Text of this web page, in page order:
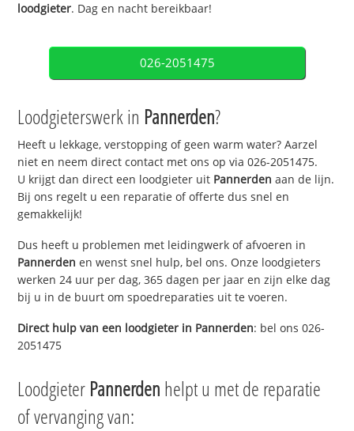
loodgieter. Dag en nacht bereikbaar!
026-2051475
Loodgieterswerk in Pannerden?
Heeft u lekkage, verstopping of geen warm water? Aarzel
niet en neem direct contact met ons op via 026-2051475.
U krijgt dan direct een loodgieter uit Pannerden aan de lijn.
Bij ons regelt u een reparatie of offerte dus snel en
gemakkelijk!
Dus heeft u problemen met leidingwerk of afvoeren in
Pannerden en wenst snel hulp, bel ons. Onze loodgieters
werken 24 uur per dag, 365 dagen per jaar en zijn elke dag
bij u in de buurt om spoedreparaties uit te voeren.
Direct hulp van een loodgieter in Pannerden: bel ons 026-
2051475
Loodgieter Pannerden helpt u met de reparatie
of vervanging van: